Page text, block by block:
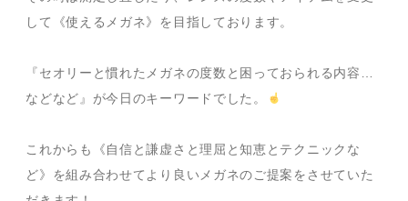
して《使えるメガネ》を目指しております。
『セオリーと慣れたメガネの度数と困っておられる内容…
などなど』が今日のキーワードでした。
これからも《自信と謙虚さと理屈と知恵とテクニックな
ど》を組み合わせてより良いメガネのご提案をさせていた